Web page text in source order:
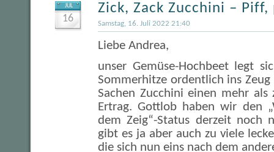
JUL
16
Zick, Zack Zucchini –
Samstag, 16. Juli 2022 21:40
Liebe Andrea,
unser Gemüse-Hochbeet legt
Sommerhitze ordentlich ins
Sachen Zucchini einen mehr als
Ertrag. Gottlob haben wir den
dem Zeig“-Status derzeit noch
gibt es ja aber auch zu viele
die sich nun eins nach dem